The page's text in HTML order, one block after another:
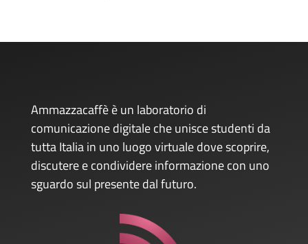
Ammazzacaffè è un laboratorio di
comunicazione digitale che unisce studenti da
tutta Italia in uno luogo virtuale dove scoprire,
discutere e condividere informazione con uno
sguardo sul presente dal futuro.